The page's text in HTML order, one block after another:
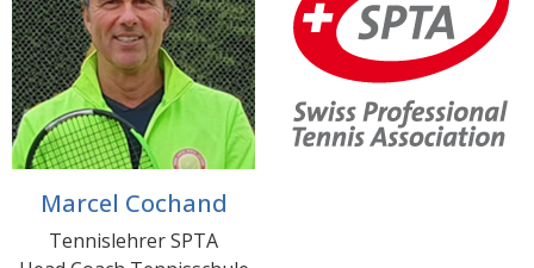
Marcel Cochand
Tennislehrer SPTA